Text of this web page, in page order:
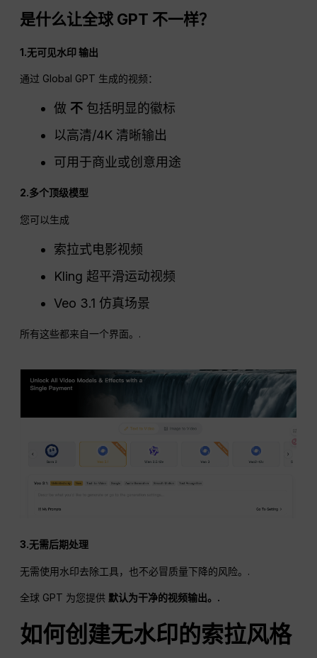
是什么让全球 GPT 不一样？
1.无可见水印输出
通过 Global GPT 生成的视频：
做 不 包括明显的徽标
以高清/4K 清晰输出
可用于商业或创意用途
2.多个顶级模型
您可以生成
索拉式电影视频
Kling 超平滑运动视频
Veo 3.1 仿真场景
所有这些都来自一个界面。.
3.无需后期处理
无需使用水印去除工具，也不必冒质量下降的风险。.
全球 GPT 为您提供 默认为干净的视频输出。.
如何创建无水印的索拉风格